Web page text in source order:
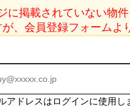
に掲載されていない物件
、会員登録フォームよ
アドレスはログインに使用し